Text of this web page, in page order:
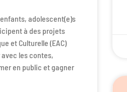
adolescent(e)s
à des projets
et Culturelle (EAC)
les contes,
en public et gagner